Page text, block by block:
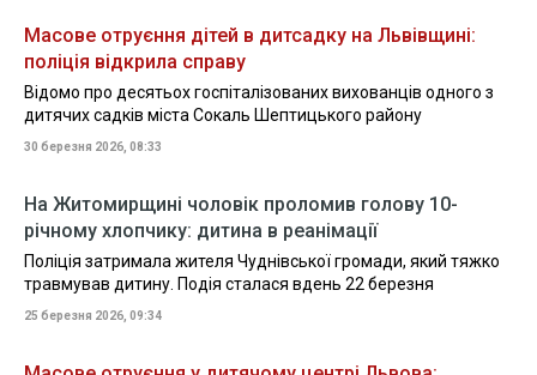
Масове отруєння дітей в дитсадку на Львівщині:
поліція відкрила справу
Відомо про десятьох госпіталізованих вихованців одного з
дитячих садків міста Сокаль Шептицького району
30 березня 2026, 08:33
На Житомирщині чоловік проломив голову 10-
річному хлопчику: дитина в реанімації
Поліція затримала жителя Чуднівської громади, який тяжко
травмував дитину. Подія сталася вдень 22 березня
25 березня 2026, 09:34